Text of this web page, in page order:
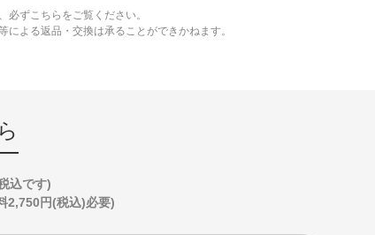
ずこちらをご覧ください。
よる返品・交換は承ることができかねます。
込です)
2,750円(税込)必要)